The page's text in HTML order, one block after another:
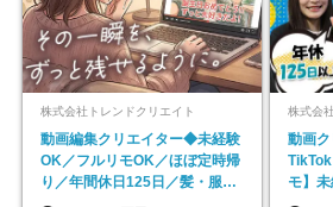
株式会社トレンドクリエイト
動画編集クリエイター◆未経験
OK／フルリモOK／ほぼ定時帰
り／年間休日125日／髪・服・
ネイル自由／副業OK
株式会
動画ク
モ】
｜副業